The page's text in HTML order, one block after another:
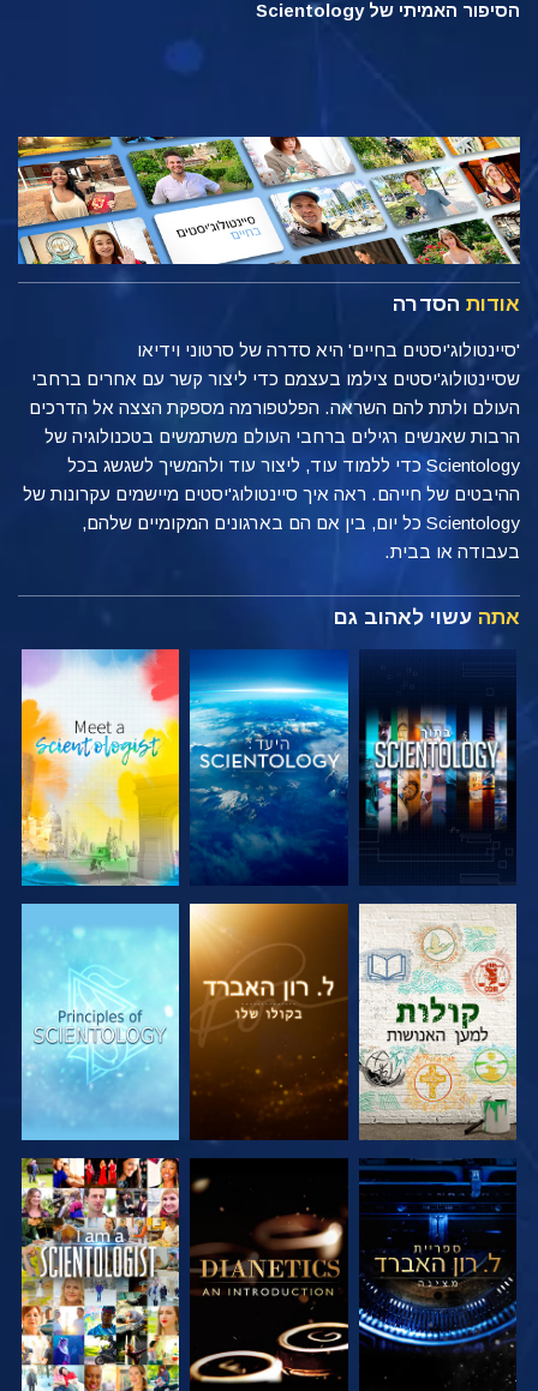
הסיפור האמיתי של Scientology
אודות הסדרה
'סיינטולוג'יסטים בחיים' היא סדרה של סרטוני וידיאו
שסיינטולוג'יסטים צילמו בעצמם כדי ליצור קשר עם אחרים ברחבי
העולם ולתת להם השראה. הפלטפורמה מספקת הצצה אל הדרכים
הרבות שאנשים רגילים ברחבי העולם משתמשים בטכנולוגיה של
Scientology כדי ללמוד עוד, ליצור עוד ולהמשיך לשגשג בכל
ההיבטים של חייהם. ראה איך סיינטולוג'יסטים מיישמים עקרונות של
Scientology כל יום, בין אם הם בארגונים המקומיים שלהם,
בעבודה או בבית.
אתה עשוי לאהוב גם
בדוק את הסדרה בדוק את הסדרה בדוק את הסדרה
בדוק את הסדרה בדוק את הסדרה צפה